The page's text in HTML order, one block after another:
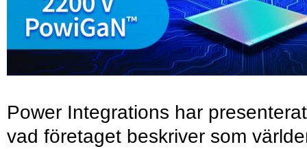
Power Integrations har presenterat
vad företaget beskriver som